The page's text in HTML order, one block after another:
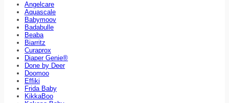
Angelcare
Aquascale
Babymoov
Badabulle
Beaba
Biarritz
Curaprox
Diaper Genie®
Done by Deer
Doomoo
Effiki
Frida Baby
KikkaBoo